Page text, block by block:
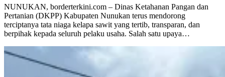
NUNUKAN, borderterkini.com – Dinas Ketahanan Pangan dan
Pertanian (DKPP) Kabupaten Nunukan terus mendorong
terciptanya tata niaga kelapa sawit yang tertib, transparan, dan
berpihak kepada seluruh pelaku usaha. Salah satu upaya…